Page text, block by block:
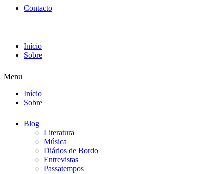
Contacto
Início
Sobre
Menu
Início
Sobre
Blog
Literatura
Música
Diários de Bordo
Entrevistas
Passatempos